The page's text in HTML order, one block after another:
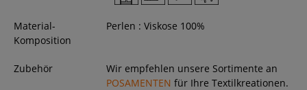
Material-
Komposition
Perlen : Viskose 100%
Zubehör
Wir empfehlen unsere Sortimente an
POSAMENTEN für Ihre Textilkreationen.